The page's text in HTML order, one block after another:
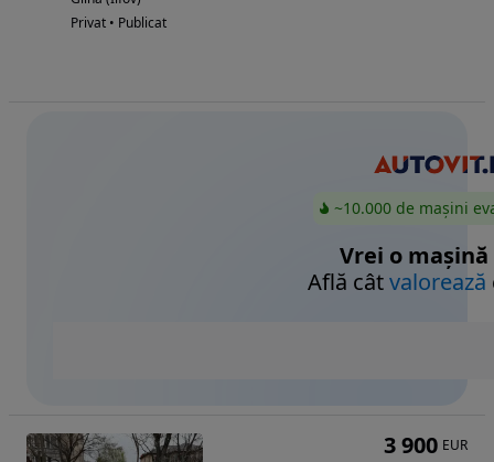
Privat • Publicat
~10.000 de mașini
Vrei o mașină
Află câtvalorează
3 900 EUR